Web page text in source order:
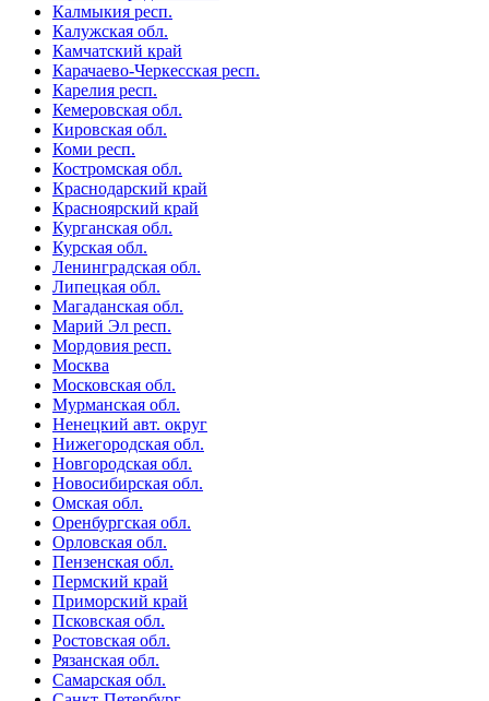
Калмыкия респ.
Калужская обл.
Камчатский край
Карачаево-Черкесская респ.
Карелия респ.
Кемеровская обл.
Кировская обл.
Коми респ.
Костромская обл.
Краснодарский край
Красноярский край
Курганская обл.
Курская обл.
Ленинградская обл.
Липецкая обл.
Магаданская обл.
Марий Эл респ.
Мордовия респ.
Москва
Московская обл.
Мурманская обл.
Ненецкий авт. округ
Нижегородская обл.
Новгородская обл.
Новосибирская обл.
Омская обл.
Оренбургская обл.
Орловская обл.
Пензенская обл.
Пермский край
Приморский край
Псковская обл.
Ростовская обл.
Рязанская обл.
Самарская обл.